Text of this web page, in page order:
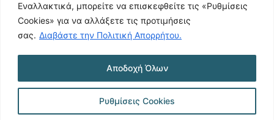
Εναλλακτικά, μπορείτε να επισκεφθείτε τις «Ρυθμίσεις
Cookies» για να αλλάξετε τις προτιμήσεις
σας. Διαβάστε την Πολιτική Απορρήτου.
Ρυθμίσεις Cookies
Αποδοχή Όλων
Όροι Χρήσης
Κατασκευή Ιστοσελίδας | Κοκοτίνης Δημήτριος